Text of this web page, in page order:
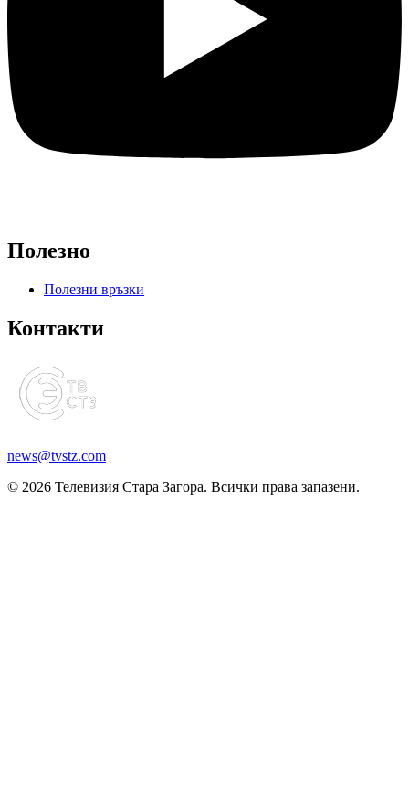
Полезно
Полезни връзки
Контакти
news@tvstz.com
© 2026 Телевизия Стара Загора. Всички права запазени.